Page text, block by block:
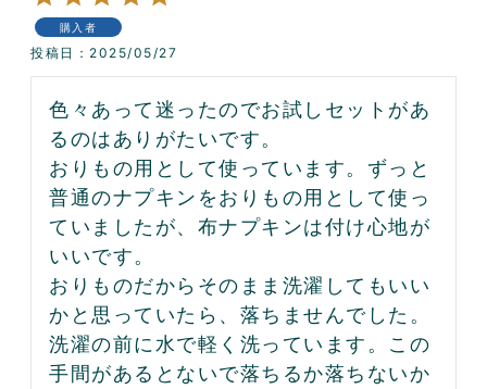
購入者
投稿日 2025/05/27
色々あって迷ったのでお試しセットがあ
るのはありがたいです。
おりもの用として使っています。ずっと
普通のナプキンをおりもの用として使っ
ていましたが、布ナプキンは付け心地が
いいです。
おりものだからそのまま洗濯してもいい
かと思っていたら、落ちませんでした。
洗濯の前に水で軽く洗っています。この
手間があるとないで落ちるか落ちないか